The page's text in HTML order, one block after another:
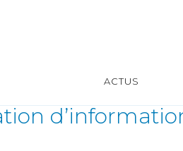
ACTUS